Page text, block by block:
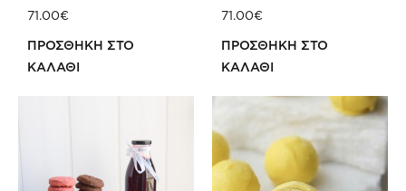
71.00€
ΠΡΟΣΘΗΚΗ ΣΤΟ
ΚΑΛΑΘΙ
WISHLIST
71.00€
ΠΡΟΣΘΗΚΗ ΣΤΟ
ΚΑΛΑΘΙ
ΣΤΗ